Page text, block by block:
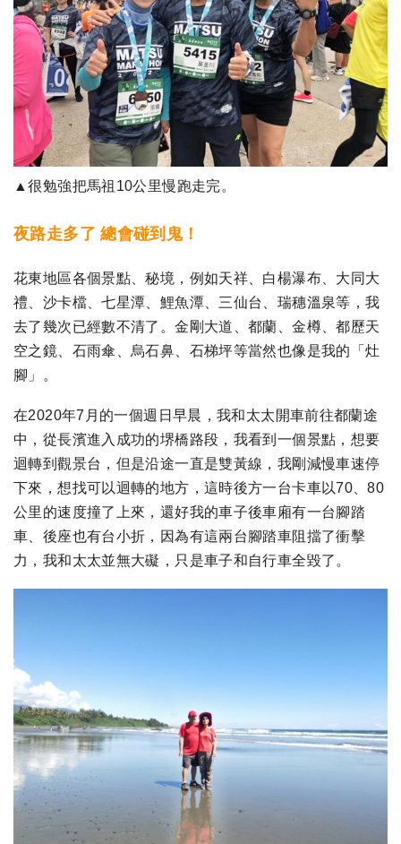
▲很勉強把馬祖10公里慢跑走完。
夜路走多了 總會碰到鬼！
花東地區各個景點、秘境，例如天祥、白楊瀑布、大同大
禮、沙卡檔、七星潭、鯉魚潭、三仙台、瑞穗溫泉等，我
去了幾次已經數不清了。金剛大道、都蘭、金樽、都歷天
空之鏡、石雨傘、烏石鼻、石梯坪等當然也像是我的「灶
腳」。
在2020年7月的一個週日早晨，我和太太開車前往都蘭途
中，從長濱進入成功的堺橋路段，我看到一個景點，想要
迴轉到觀景台，但是沿途一直是雙黃線，我剛減慢車速停
下來，想找可以迴轉的地方，這時後方一台卡車以70、80
公里的速度撞了上來，還好我的車子後車廂有一台腳踏
車、後座也有台小折，因為有這兩台腳踏車阻擋了衝擊
力，我和太太並無大礙，只是車子和自行車全毀了。